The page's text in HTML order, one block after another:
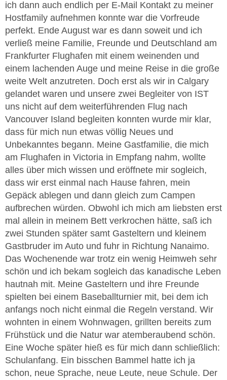
ich dann auch endlich per E-Mail Kontakt zu meiner
Hostfamily aufnehmen konnte war die Vorfreude
perfekt. Ende August war es dann soweit und ich
verließ meine Familie, Freunde und Deutschland am
Frankfurter Flughafen mit einem weinenden und
einem lachenden Auge und meine Reise in die große
weite Welt anzutreten. Doch erst als wir in Calgary
gelandet waren und unsere zwei Begleiter von IST
uns nicht auf dem weiterführenden Flug nach
Vancouver Island begleiten konnten wurde mir klar,
dass für mich nun etwas völlig Neues und
Unbekanntes begann. Meine Gastfamilie, die mich
am Flughafen in Victoria in Empfang nahm, wollte
alles über mich wissen und eröffnete mir sogleich,
dass wir erst einmal nach Hause fahren, mein
Gepäck ablegen und dann gleich zum Campen
aufbrechen würden. Obwohl ich mich am liebsten erst
mal allein in meinem Bett verkrochen hätte, saß ich
zwei Stunden später samt Gasteltern und kleinem
Gastbruder im Auto und fuhr in Richtung Nanaimo.
Das Wochenende war trotz ein wenig Heimweh sehr
schön und ich bekam sogleich das kanadische Leben
hautnah mit. Meine Gasteltern und ihre Freunde
spielten bei einem Baseballturnier mit, bei dem ich
anfangs noch nicht einmal die Regeln verstand. Wir
wohnten in einem Wohnwagen, grillten bereits zum
Frühstück und die Natur war atemberaubend schön.
Eine Woche später hieß es für mich dann schließlich:
Schulanfang. Ein bisschen Bammel hatte ich ja
schon, neue Sprache, neue Leute, neue Schule. Der